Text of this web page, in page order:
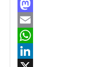
Facebook
Mastodon
Email
WhatsApp